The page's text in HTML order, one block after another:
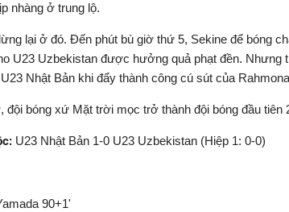
nhàng ở trung lộ.
lại ở đó. Đến phút bù giờ thứ 5, Sekine để bóng
U23 Uzbekistan được hưởng quả phạt đền. Nhưng
Nhật Bản khi đẩy thành công cú sút của
đội bóng xứ Mặt trời mọc trở thành đội bóng đầu tiên
U23 Nhật Bản 1-0 U23 Uzbekistan (Hiệp 1: 0-0)
90+1'